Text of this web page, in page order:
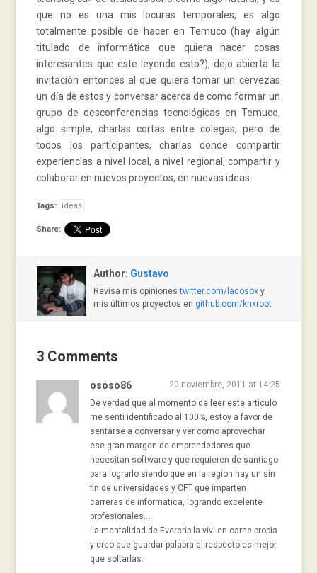
que no es una mis locuras temporales, es algo
totalmente posible de hacer en Temuco (hay algún
titulado de informática que quiera hacer cosas
interesantes que este leyendo esto?), dejo abierta la
invitación entonces al que quiera tomar un cervezas
un día de estos y conversar acerca de como formar un
grupo de desconferencias tecnológicas en Temuco,
algo simple, charlas cortas entre colegas, pero de
todos los participantes, charlas donde compartir
experiencias a nivel local, a nivel regional, compartir y
colaborar en nuevos proyectos, en nuevas ideas.
Tags: ideas
Share:
Author: Gustavo
Revisa mis opinionestwitter.com/lacosox y
mis últimos proyectos en github.com/knxroot
3 Comments
ososo86
20 noviembre, 2011 at 14:25
De verdad que al momento de leer este articulo
me senti identificado al 100%, estoy a favor de
sentarse a conversar y ver como aprovechar
ese gran margen de emprendedores que
necesitan software y que requieren de santiago
para lograrlo siendo que en la region hay un sin
fin de universidades y CFT que imparten
carreras de informatica, logrando excelente
profesionales…
La mentalidad de Evercrip la vivi en carne propia
y creo que guardar palabra al respecto es mejor
que soltarlas.